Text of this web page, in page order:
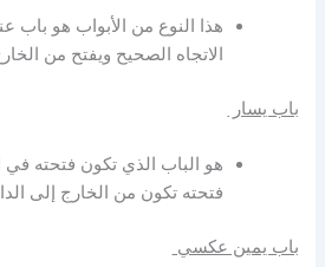
هذا النوع من الأبواب هو باب
الاتجاه الصحيح ويفتح من
باب يسار
هو الباب الذي تكون فتحته في
فتحته تكون من الخارج إلى
باب يمين عكسي